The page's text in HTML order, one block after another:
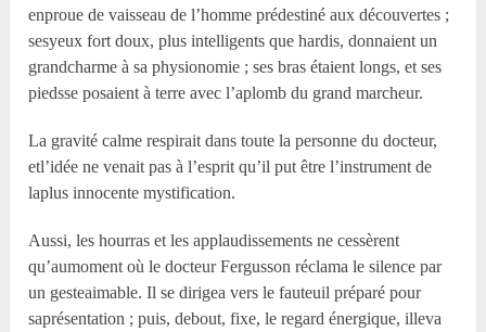
enproue de vaisseau de l’homme prédestiné aux découvertes ;
sesyeux fort doux, plus intelligents que hardis, donnaient un
grandcharme à sa physionomie ; ses bras étaient longs, et ses
piedsse posaient à terre avec l’aplomb du grand marcheur.
La gravité calme respirait dans toute la personne du docteur,
etl’idée ne venait pas à l’esprit qu’il put être l’instrument de
laplus innocente mystification.
Aussi, les hourras et les applaudissements ne cessèrent
qu’aumoment où le docteur Fergusson réclama le silence par
un gesteaimable. Il se dirigea vers le fauteuil préparé pour
saprésentation ; puis, debout, fixe, le regard énergique, illeva